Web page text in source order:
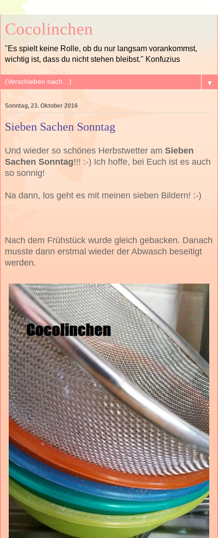
Cocolinchen
"Es spielt keine Rolle, ob du nur langsam vorankommst,
wichtig ist, dass du nicht stehen bleibst." Konfuzius
▼
Sonntag, 23. Oktober 2016
Sieben Sachen Sonntag
Und wieder so schönes Herbstwetter am Sieben
Sachen Sonntag!!! :-) Ich hoffe, bei Euch ist es auch
so sonnig!
Na dann, los geht es mit meinen sieben Bildern! :-)
Nach dem Frühstück wurde gleich gebacken. Danach
musste dann erstmal wieder der Abwasch beseitigt
werden.